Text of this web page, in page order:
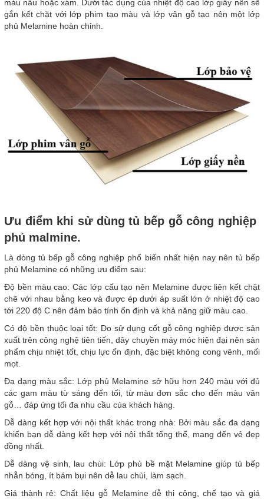
màu nâu hoặc xám. Dưới tác dụng của nhiệt độ cao lớp giấy nền sẽ
gắn kết chặt với lớp phim tạo màu và lớp vân gỗ tạo nên một lớp
phủ Melamine hoàn chỉnh.
Ưu điểm khi sử dùng tủ bếp gỗ công nghiệp
phủ malmine.
Là dòng tủ bếp gỗ công nghiệp phổ biến nhất hiện nay nên tủ bếp
phủ Melamine có những ưu điểm sau:
Độ bền màu cao: Các lớp cấu tạo nên Melamine được liên kết chặt
chẽ với nhau bằng keo và được ép dưới áp suất lớn ở nhiệt độ cao
tới 220 độ C nên đảm bảo tính ổn định và khả năng giữ màu cao.
Có độ bền thuộc loại tốt: Do sử dụng cốt gỗ công nghiệp được sản
xuất trên công nghệ tiên tiến, dây chuyền máy móc hiện đại nên sản
phẩm chịu nhiệt tốt, chịu lực ổn định, đặc biệt không cong vênh, mối
mọt.
Đa dạng màu sắc: Lớp phủ Melamine sở hữu hơn 240 màu với đủ
các gam màu từ sáng đến tối, từ màu đơn sắc cho đến màu vân
gỗ… đáp ứng tối đa nhu cầu của khách hàng.
Dễ dàng kết hợp với nội thất khác trong nhà: Bởi màu sắc đa dạng
khiến bạn dễ dàng kết hợp với nội thất tổng thể, mang đến vẻ đẹp
đồng nhất.
Dễ dàng vệ sinh, lau chùi: Lớp phủ bề mặt Melamine giúp tủ bếp
nhẵn bóng, ít bám bụi nên dễ lau chùi, làm sạch.
Giá thành rẻ: Chất liệu gỗ Melamine dễ thi công, chế tạo và giá